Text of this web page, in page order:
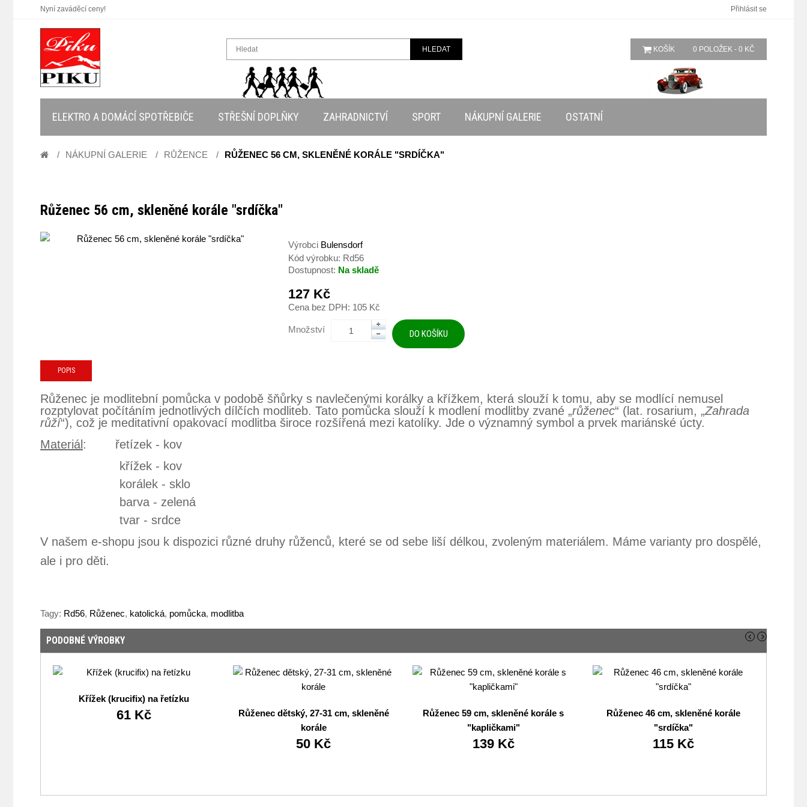
Nyní zaváděcí ceny! Přihlásit se
HLEDAT KOŠÍK 0 POLOŽEK - 0 KČ
ELEKTRO A DOMÁCÍ SPOTŘEBIČE STŘEŠNÍ DOPLŇKY ZAHRADNICTVÍ SPORT NÁKUPNÍ GALERIE OSTATNÍ
NÁKUPNÍ GALERIE RŮŽENCE RŮŽENEC 56 CM, SKLENĚNÉ KORÁLE "SRDÍČKA"
Růženec 56 cm, skleněné korále "srdíčka"
Výrobci Bulensdorf
Kód výrobku: Rd56
Dostupnost: Na skladě
127 Kč
Cena bez DPH: 105 Kč
Množství
POPIS
Růženec je modlitební pomůcka v podobě šňůrky s navlečenými korálky a křížkem, která slouží k tomu, aby se modlící nemusel
rozptylovat počítáním jednotlivých dílčích modliteb. Tato pomůcka slouží k modlení modlitby zvané „růženec“ (lat. rosarium, „Zahrada
růží“), což je meditativní opakovací modlitba široce rozšířená mezi katolíky. Jde o významný symbol a prvek mariánské úcty.
Materiál : řetízek - kov
křížek - kov
korálek - sklo
barva - zelená
tvar - srdce
V našem e-shopu jsou k dispozici různé druhy růženců, které se od sebe liší délkou, zvoleným materiálem. Máme varianty pro dospělé,
ale i pro děti.
Tagy: Rd56, Růženec, katolická, pomůcka, modlitba
PODOBNÉ VÝROBKY
Křížek (krucifix) na řetízku
61 Kč
Růženec dětský, 27-31 cm, skleněné
korále
50 Kč
Růženec 59 cm, skleněné korále s
"kapličkami"
139 Kč
Růženec 46 cm, skleněné korále
"srdíčka"
115 Kč